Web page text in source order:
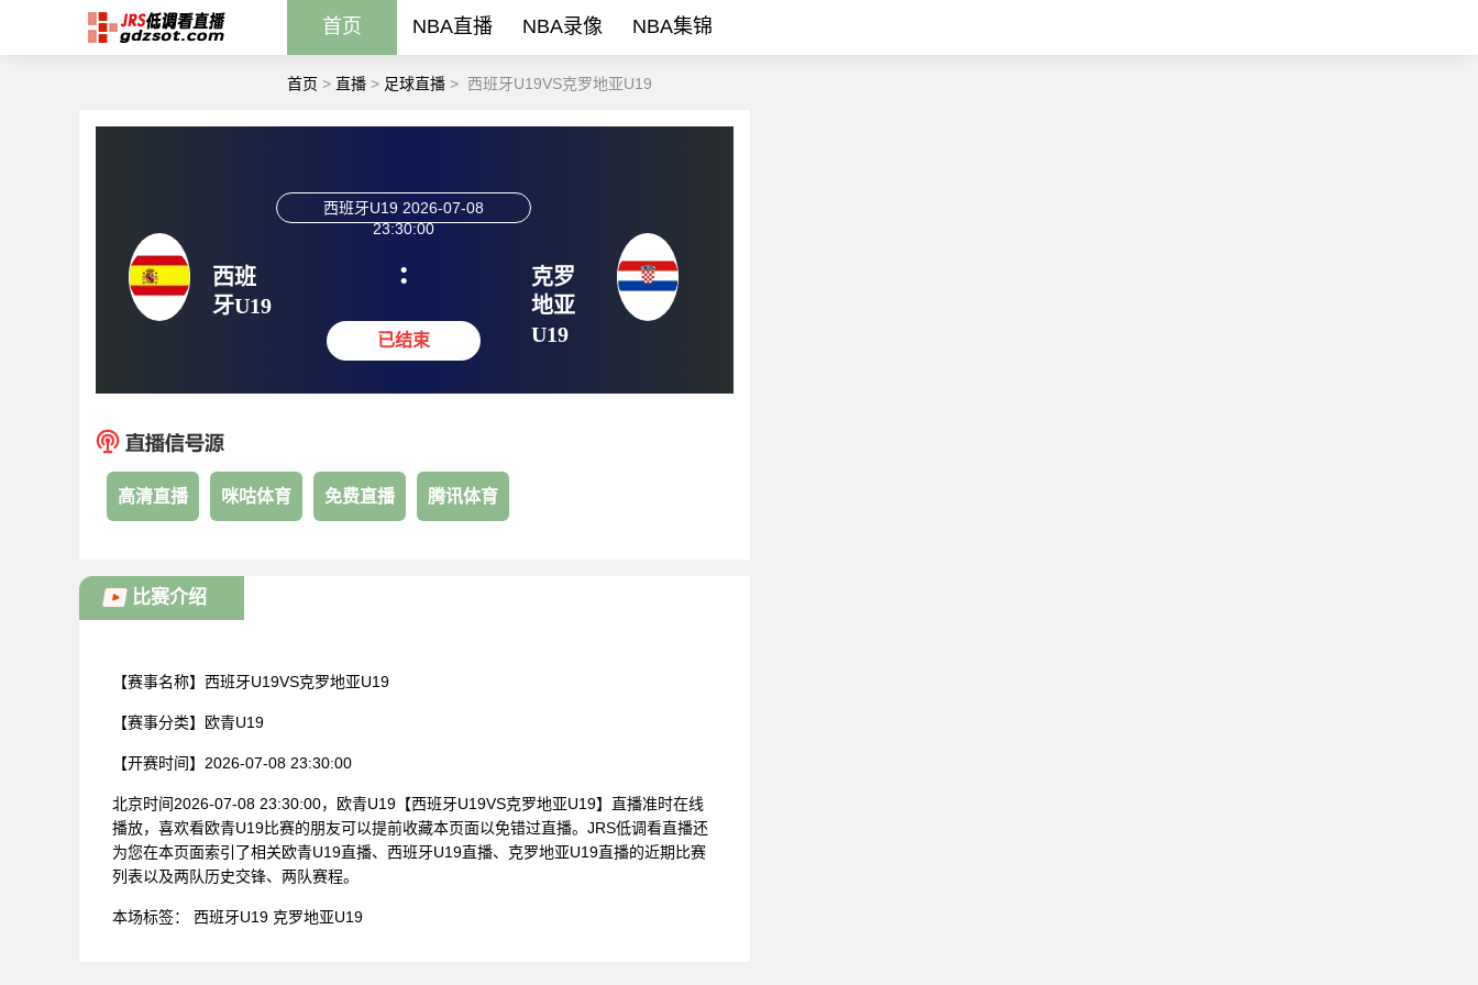
首页 NBA直播 NBA录像 NBA集锦
首页 > 直播 > 足球直播 > 西班牙U19VS克罗地亚U19
西班
牙U19
西班牙U19 2026-07-08
23:30:00
:
已结束
克罗
地亚
U19
高清直播 咪咕体育 免费直播 腾讯体育
比赛介绍
【赛事名称】 西班牙U19VS克罗地亚U19
【赛事分类】 欧青U19
【开赛时间】 2026-07-08 23:30:00
北京时间2026-07-08 23:30:00，欧青U19【西班牙U19VS克罗地亚U19】直播准时在线
播放，喜欢看欧青U19比赛的朋友可以提前收藏本页面以免错过直播。JRS低调看直播还
为您在本页面索引了相关欧青U19直播、西班牙U19直播、克罗地亚U19直播的近期比赛
列表以及两队历史交锋、两队赛程。
本场标签： 西班牙U19 克罗地亚U19